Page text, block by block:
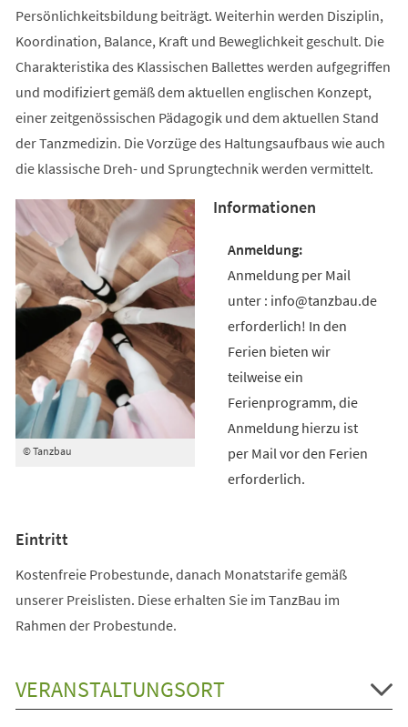
Persönlichkeitsbildung beiträgt. Weiterhin werden Disziplin,
Koordination, Balance, Kraft und Beweglichkeit geschult. Die
Charakteristika des Klassischen Ballettes werden aufgegriffen
und modifiziert gemäß dem aktuellen englischen Konzept,
einer zeitgenössischen Pädagogik und dem aktuellen Stand
der Tanzmedizin. Die Vorzüge des Haltungsaufbaus wie auch
die klassische Dreh- und Sprungtechnik werden vermittelt.
© Tanzbau
Informationen
Anmeldung per Mail
unter : info@tanzbau.de
erforderlich! In den
Ferien bieten wir
teilweise ein
Ferienprogramm, die
Anmeldung hierzu ist
per Mail vor den Ferien
erforderlich.
Eintritt
Kostenfreie Probestunde, danach Monatstarife gemäß
unserer Preislisten. Diese erhalten Sie im TanzBau im
Rahmen der Probestunde.
VERANSTALTUNGSORT